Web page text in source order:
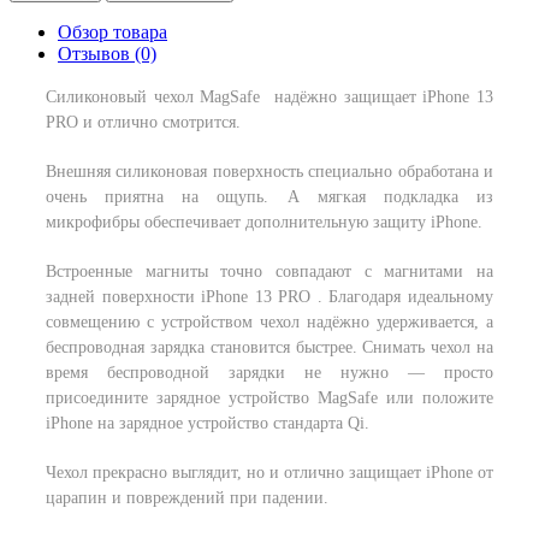
Обзор товара
Отзывов (0)
Силиконовый чехол MagSafe надёжно защищает iPhone 13
PRO и отлично смотрится.
Внешняя силиконовая поверхность специально обработана и
очень приятна на ощупь. А мягкая подкладка из
микрофибры обеспечивает дополнительную защиту iPhone.
Встроенные магниты точно совпадают с магнитами на
задней поверхности iPhone 13 PRO . Благодаря идеальному
совмещению с устройством чехол надёжно удерживается, а
беспроводная зарядка становится быстрее. Снимать чехол на
время беспроводной зарядки не нужно — просто
присоедините зарядное устройство MagSafe или положите
iPhone на зарядное устройство стандарта Qi.
Чехол прекрасно выглядит, но и отлично защищает iPhone от
царапин и повреждений при падении.